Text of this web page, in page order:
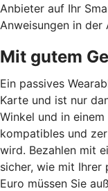
Anbieter auf Ihr
Anweisungen in der
Mit gutem
Ein passives
Karte und ist nur
Winkel und in
kompatibles und
wird. Bezahlen mit
sicher, wie mit Ihrer
Euro müssen Sie